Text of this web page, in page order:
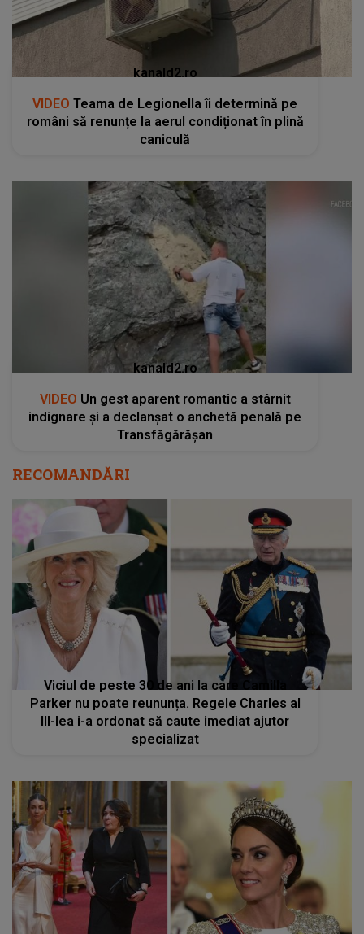
kanald2.ro
VIDEO Teama de Legionella îi determină pe
români să renunțe la aerul condiționat în plină
caniculă
kanald2.ro
VIDEO Un gest aparent romantic a stârnit
indignare și a declanșat o anchetă penală pe
Transfăgărășan
RECOMANDĂRI
Viciul de peste 30 de ani la care Camilla
Parker nu poate reununța. Regele Charles al
III-lea i-a ordonat să caute imediat ajutor
specializat